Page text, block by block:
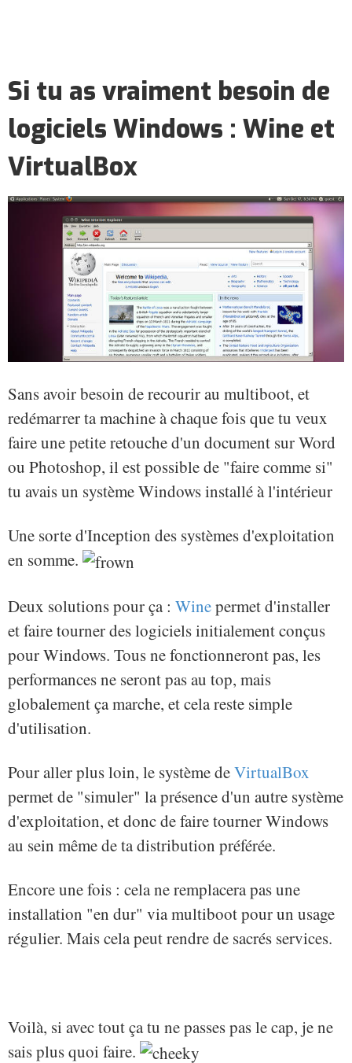
Si tu as vraiment besoin de
logiciels Windows : Wine et
VirtualBox
Sans avoir besoin de recourir au multiboot, et
redémarrer ta machine à chaque fois que tu veux
faire une petite retouche d'un document sur Word
ou Photoshop, il est possible de "faire comme si"
tu avais un système Windows installé à l'intérieur
Une sorte d'Inception des systèmes d'exploitation
en somme.
Deux solutions pour ça : Winepermet d'installer
et faire tourner des logiciels initialement conçus
pour Windows. Tous ne fonctionneront pas, les
performances ne seront pas au top, mais
globalement ça marche, et cela reste simple
d'utilisation.
Pour aller plus loin, le système deVirtualBox
permet de "simuler" la présence d'un autre système
d'exploitation, et donc de faire tourner Windows
au sein même de ta distribution préférée.
Encore une fois : cela ne remplacera pas une
installation "en dur" via multiboot pour un usage
régulier. Mais cela peut rendre de sacrés services.
Voilà, si avec tout ça tu ne passes pas le cap, je ne
sais plus quoi faire.